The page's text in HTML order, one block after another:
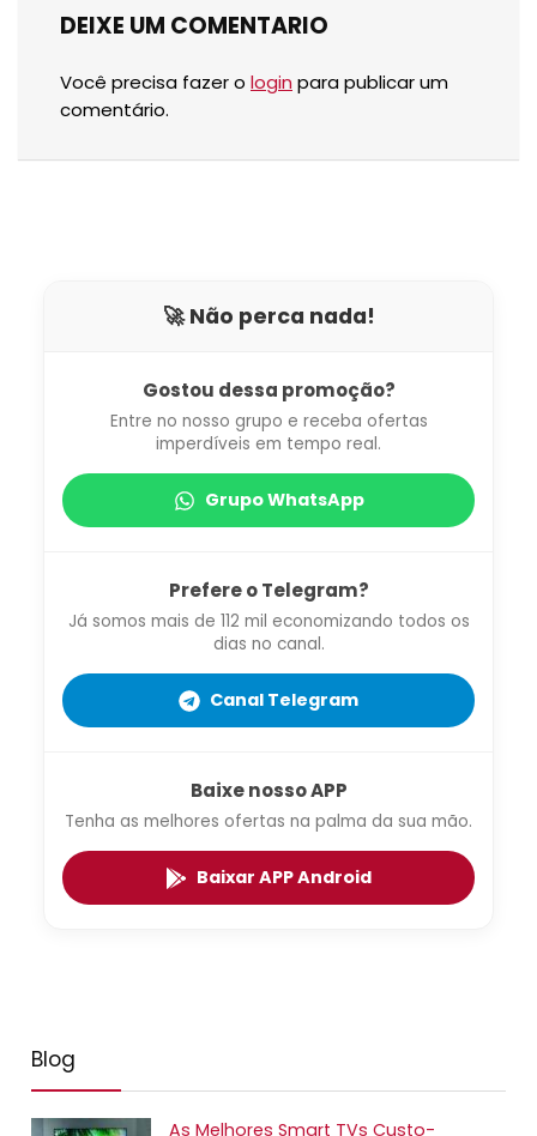
DEIXE UM COMENTARIO
Você precisa fazer o login para publicar um
comentário.
🚀 Não perca nada!
Gostou dessa promoção?
Entre no nosso grupo e receba ofertas
imperdíveis em tempo real.
Grupo WhatsApp
Prefere o Telegram?
Já somos mais de 112 mil economizando todos os
dias no canal.
Canal Telegram
Baixe nosso APP
Tenha as melhores ofertas na palma da sua mão.
Baixar APP Android
Blog
As Melhores Smart TVs Custo-